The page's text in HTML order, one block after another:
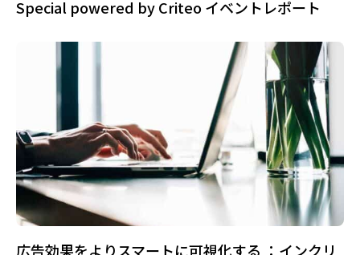
Special powered by Criteo イベントレポート
広告効果をよりスマートに可視化する ：インクリ